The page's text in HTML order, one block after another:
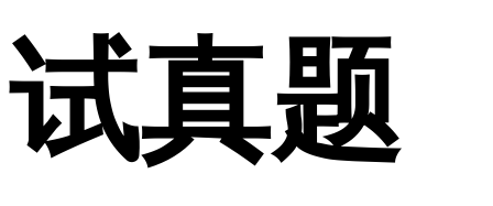
试真题